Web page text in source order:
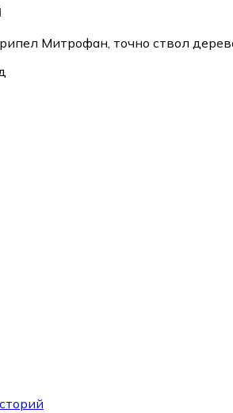
Митрофан, точно ствол